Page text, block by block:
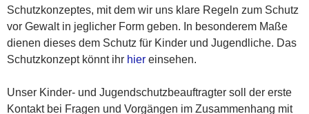
Schutzkonzeptes, mit dem wir uns klare Regeln zum Schutz
vor Gewalt in jeglicher Form geben. In besonderem Maße
dienen dieses dem Schutz für Kinder und Jugendliche. Das
Schutzkonzept könnt ihr hier einsehen.
Unser Kinder- und Jugendschutzbeauftragter soll der erste
Kontakt bei Fragen und Vorgängen im Zusammenhang mit